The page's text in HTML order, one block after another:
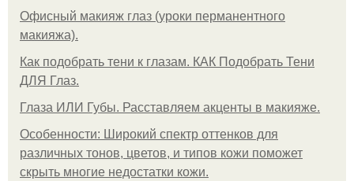
Офисный макияж глаз (уроки перманентного
макияжа).
Как подобрать тени к глазам. КАК Подобрать Тени
ДЛЯ Глаз.
Глаза ИЛИ Губы. Расставляем акценты в макияже.
Особенности: Широкий спектр оттенков для
различных тонов, цветов, и типов кожи поможет
скрыть многие недостатки кожи.